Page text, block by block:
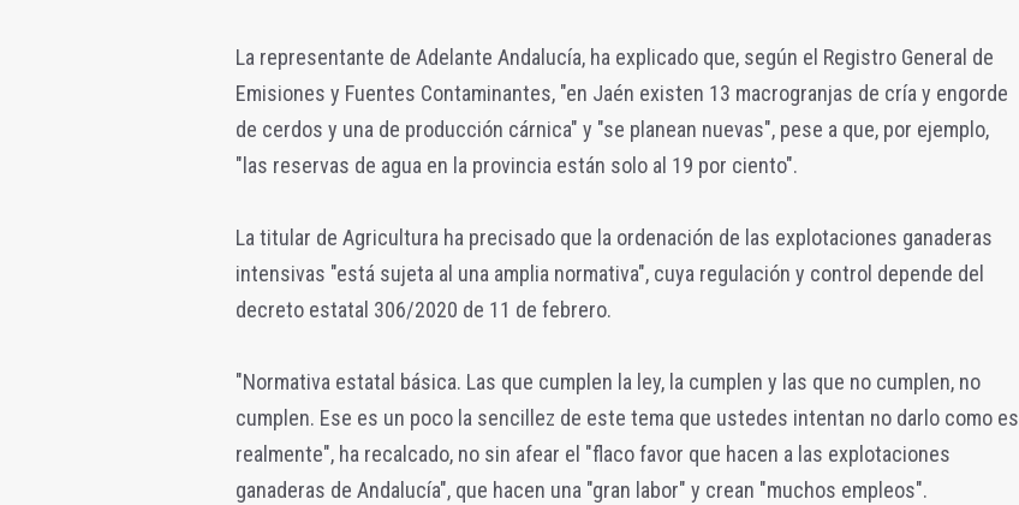
La representante de Adelante Andalucía, ha explicado que, según el Registro General de
Emisiones y Fuentes Contaminantes, "en Jaén existen 13 macrogranjas de cría y engorde
de cerdos y una de producción cárnica" y "se planean nuevas", pese a que, por ejemplo,
"las reservas de agua en la provincia están solo al 19 por ciento".
La titular de Agricultura ha precisado que la ordenación de las explotaciones ganaderas
intensivas "está sujeta al una amplia normativa", cuya regulación y control depende del
decreto estatal 306/2020 de 11 de febrero.
"Normativa estatal básica. Las que cumplen la ley, la cumplen y las que no cumplen, no
cumplen. Ese es un poco la sencillez de este tema que ustedes intentan no darlo como es
realmente", ha recalcado, no sin afear el "flaco favor que hacen a las explotaciones
ganaderas de Andalucía", que hacen una "gran labor" y crean "muchos empleos".